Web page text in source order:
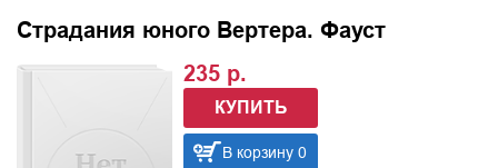
Страдания юного Вертера. Фауст
235 р.
КУПИТЬ
В корзину 0